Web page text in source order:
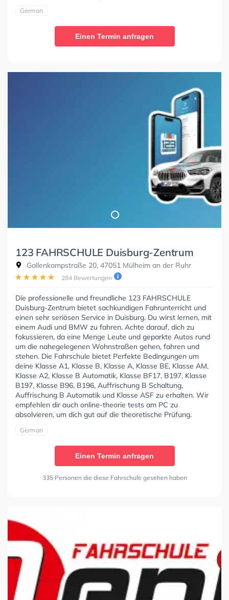
German
Einen Termin anfragen
123 FAHRSCHULE Duisburg-Zentrum
Gallenkampstraße 20, 47051 Mülheim an der Ruhr
284 Bewertungen
Die professionelle und freundliche 123 FAHRSCHULE
Duisburg-Zentrum bietet sachkundigen Fahrunterricht und
einen sehr seriösen Service in Duisburg. Du wirst lernen, mit
einem Audi und BMW zu fahren. Achte darauf, dich zu
fokussieren, da eine Menge Leute und geparkte Autos rund
um die nahegelegenen Wohnstraßen gehen, fahren und
stehen. Die Fahrschule bietet Perfekte Bedingungen um
deine Klasse A1, Klasse B, Klasse A, Klasse BE, Klasse AM,
Klasse A2, Klasse B Automatik, Klasse BF17, B197, Klasse
B197, Klasse B96, B196, Auffrischung B Schaltung,
Auffrischung B Automatik und Klasse ASF zu erhalten. Wir
empfehlen dir auch online-theorie tests am PC zu
absolvieren, um dich gut auf die theoretische Prüfung.
German
Einen Termin anfragen
335 Personen die diese Fahrschule gesehen haben